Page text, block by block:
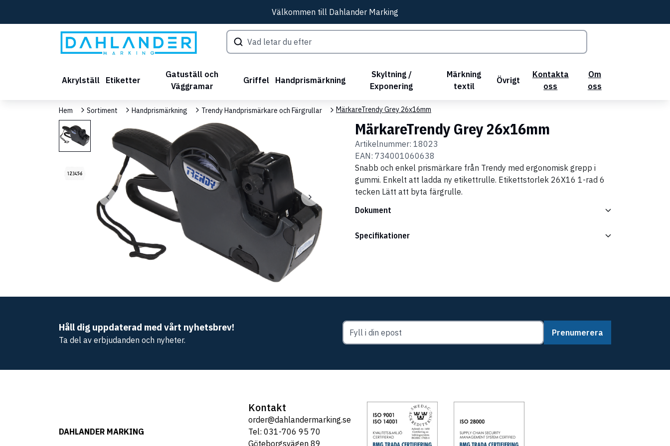
Välkommen till Dahlander Marking
Akrylställ Etiketter
Gatuställ och
Väggramar
Griffel Handprismärkning
Skyltning /
Exponering
Märkning
textil
Övrigt
Kontakta
oss
Om
oss
Hem Sortiment Handprismärkning Trendy Handprismärkare och Färgrullar MärkareTrendy Grey 26x16mm
MärkareTrendy Grey 26x16mm
Artikelnummer: 18023
EAN: 734001060638
Snabb och enkel prismärkare från Trendy med ergonomisk grepp i
gummi. Enkelt att ladda ny etikettrulle. Etikettstorlek 26X16 1-rad 6
tecken Lätt att byta färgrulle.
Dokument
Specifikationer
Håll dig uppdaterad med vårt nyhetsbrev!
Ta del av erbjudanden och nyheter.
Prenumerera
DAHLANDER MARKING
Kontakt
order@dahlandermarking.se
Tel: 031-706 95 70
Göteborgsvägen 89